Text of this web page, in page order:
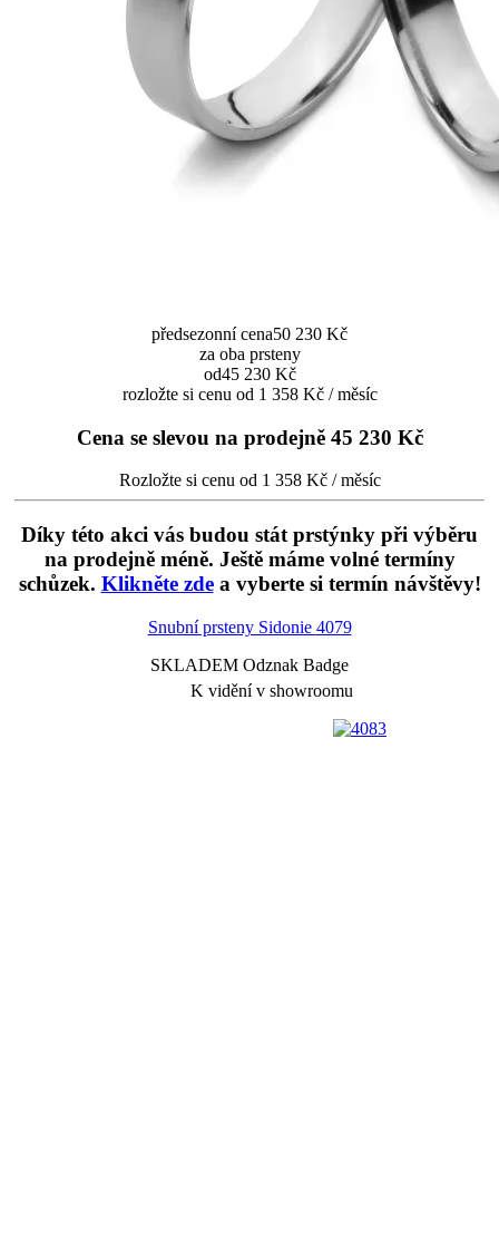
předsezonní cena50 230 Kč
za oba prsteny
od45 230 Kč
rozložte si cenu od 1 358 Kč / měsíc
Cena se slevou na prodejně 45 230 Kč
Rozložte si cenu od 1 358 Kč / měsíc
Díky této akci vás budou stát prstýnky při výběru
na prodejně méně. Ještě máme volné termíny
schůzek. Klikněte zdea vyberte si termín návštěvy!
Snubní prsteny Sidonie 4079
SKLADEM Odznak Badge
K vidění v showroomu